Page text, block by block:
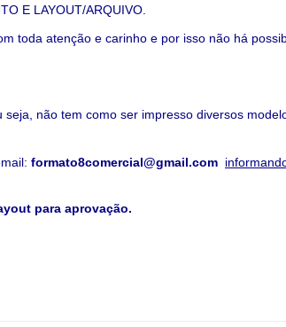
E LAYOUT/ARQUIVO.
toda atenção e carinho e por isso não há
seja, não tem como ser impresso diversos
formato8comercial@gmail.com
para aprovação.